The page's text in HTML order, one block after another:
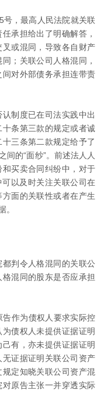
，最高人民法院就关联
承担给出了明确解答，
或混同，导致各自财产
；关联公司人格混同，
对外部债务承担连带责
制度已在司法实践中出
条第三款的规定或者诚
三条第二款规定给予了
间的“面纱”。前述法人人
买卖合同纠纷中，对于
以及时关注关联公司在
面的关联性或者在产生
。
判令人格混同的关联公
混同的股东是否应承担
作为债权人要求实际控
债权人未提供证据证明
有，亦未提供证据证明
证据证明关联公司资产
定知晓关联公司资产混
原告主张一并穿透实际